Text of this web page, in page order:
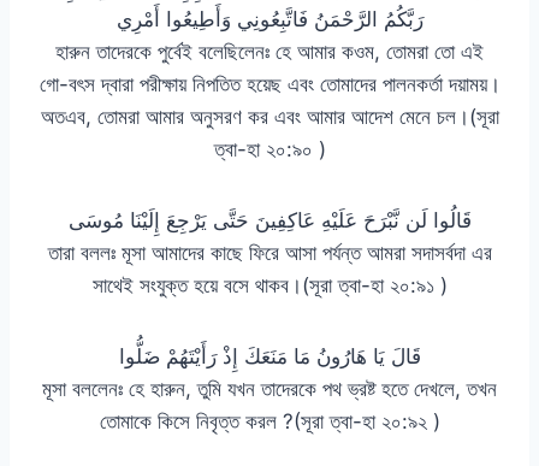
رَبَّكُمُ الرَّحْمَنُ فَاتَّبِعُونِي وَأَطِيعُوا أَمْرِي
হারুন তাদেরকে পুর্বেই বলেছিলেনঃ হে আমার কওম, তোমরা তো এই
গো-বৎস দ্বারা পরীক্ষায় নিপতিত হয়েছ এবং তোমাদের পালনকর্তা দয়াময়।
অতএব, তোমরা আমার অনুসরণ কর এবং আমার আদেশ মেনে চল।(সূরা
ত্বা-হা ২০:৯০ )
قَالُوا لَن نَّبْرَحَ عَلَيْهِ عَاكِفِينَ حَتَّى يَرْجِعَ إِلَيْنَا مُوسَى
তারা বললঃ মূসা আমাদের কাছে ফিরে আসা পর্যন্ত আমরা সদাসর্বদা এর
সাথেই সংযুক্ত হয়ে বসে থাকব।(সূরা ত্বা-হা ২০:৯১ )
قَالَ يَا هَارُونُ مَا مَنَعَكَ إِذْ رَأَيْتَهُمْ ضَلُّوا
মূসা বললেনঃ হে হারুন, তুমি যখন তাদেরকে পথ ভ্রষ্ট হতে দেখলে, তখন
তোমাকে কিসে নিবৃত্ত করল ?(সূরা ত্বা-হা ২০:৯২ )